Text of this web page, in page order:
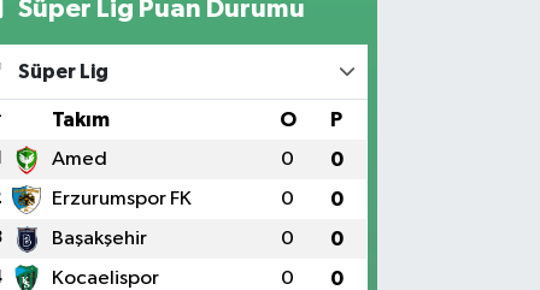
Süper Lig Puan Durumu
Süper Lig
Takım O P
Amed 0 0
Erzurumspor FK 0 0
Başakşehir 0 0
Kocaelispor 0 0